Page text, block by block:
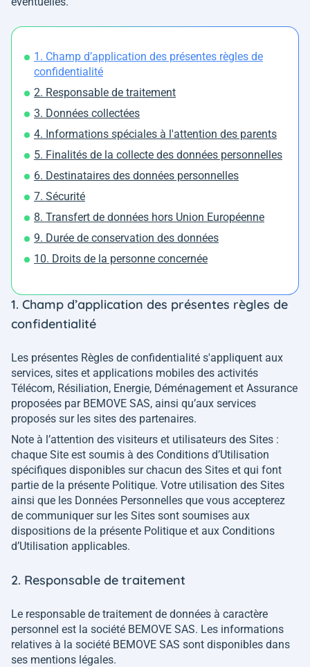
1. Champ d’application des présentes règles de
confidentialité
2. Responsable de traitement
3. Données collectées
4. Informations spéciales à l'attention des parents
5. Finalités de la collecte des données personnelles
6. Destinataires des données personnelles
7. Sécurité
8. Transfert de données hors Union Européenne
9. Durée de conservation des données
10. Droits de la personne concernée
1. Champ d’application des présentes règles de
confidentialité
Les présentes Règles de confidentialité s'appliquent aux
services, sites et applications mobiles des activités
Télécom, Résiliation, Energie, Déménagement et Assurance
proposées par BEMOVE SAS, ainsi qu’aux services
proposés sur les sites des partenaires.
Note à l’attention des visiteurs et utilisateurs des Sites :
chaque Site est soumis à des Conditions d’Utilisation
spécifiques disponibles sur chacun des Sites et qui font
partie de la présente Politique. Votre utilisation des Sites
ainsi que les Données Personnelles que vous accepterez
de communiquer sur les Sites sont soumises aux
dispositions de la présente Politique et aux Conditions
d’Utilisation applicables.
2. Responsable de traitement
Le responsable de traitement de données à caractère
personnel est la société BEMOVE SAS. Les informations
relatives à la société BEMOVE SAS sont disponibles dans
ses mentions légales.